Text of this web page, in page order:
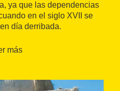
ya que las dependencias
en el siglo XVII se
día derribada.
. En la intersección de la
ciegas. La fachada
más